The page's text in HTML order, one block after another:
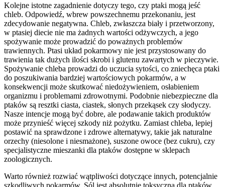
Kolejne istotne zagadnienie dotyczy tego, czy ptaki mogą jeść
chleb. Odpowiedź, wbrew powszechnemu przekonaniu, jest
zdecydowanie negatywna. Chleb, zwłaszcza biały i przetworzony,
w ptasiej diecie nie ma żadnych wartości odżywczych, a jego
spożywanie może prowadzić do poważnych problemów
trawiennych. Ptasi układ pokarmowy nie jest przystosowany do
trawienia tak dużych ilości skrobi i glutenu zawartych w pieczywie.
Spożywanie chleba prowadzi do uczucia sytości, co zniechęca ptaki
do poszukiwania bardziej wartościowych pokarmów, a w
konsekwencji może skutkować niedożywieniem, osłabieniem
organizmu i problemami zdrowotnymi. Podobnie niebezpieczne dla
ptaków są resztki ciasta, ciastek, słonych przekąsek czy słodyczy.
Nasze intencje mogą być dobre, ale podawanie takich produktów
może przynieść więcej szkody niż pożytku. Zamiast chleba, lepiej
postawić na sprawdzone i zdrowe alternatywy, takie jak naturalne
orzechy (niesolone i niesmażone), suszone owoce (bez cukru), czy
specjalistyczne mieszanki dla ptaków dostępne w sklepach
zoologicznych.
Warto również rozwiać wątpliwości dotyczące innych, potencjalnie
szkodliwych pokarmów. Sól jest absolutnie toksyczna dla ptaków,